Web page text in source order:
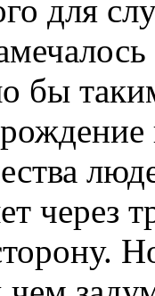
для
бы
через
Но